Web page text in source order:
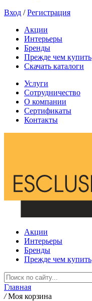
Вход /Регистрация
Акции
Интерьеры
Бренды
Прежде чем купить
Скачать каталоги
Услуги
Сотрудничество
О компании
Сертификаты
Контакты
Акции
Интерьеры
Бренды
Прежде чем купить
Главная
/ Моя корзина